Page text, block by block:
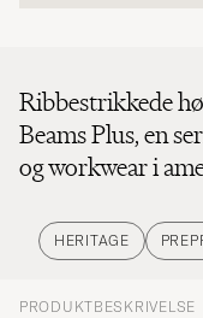
Ribbestrikkede
Beams Plus, en
og workwear i
HERITAGE
PRODUKTBESKRIVELSE